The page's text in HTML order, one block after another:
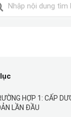
HỢP 1: CẤP
LẦN ĐẦU